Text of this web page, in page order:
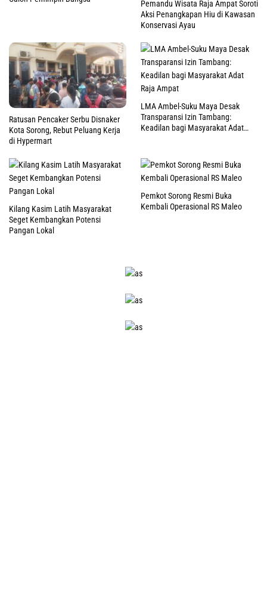
Pemandu Wisata Raja Ampat Soroti
Aksi Penangkapan Hiu di Kawasan
Konservasi Ayau
Ratusan Pencaker Serbu Disnaker
Kota Sorong, Rebut Peluang Kerja
di Hypermart
LMA Ambel-Suku Maya Desak
Transparansi Izin Tambang:
Keadilan bagi Masyarakat Adat
Kilang Kasim Latih Masyarakat
Seget Kembangkan Potensi
Pangan Lokal
Pemkot Sorong Resmi Buka
Kembali Operasional RS Maleo